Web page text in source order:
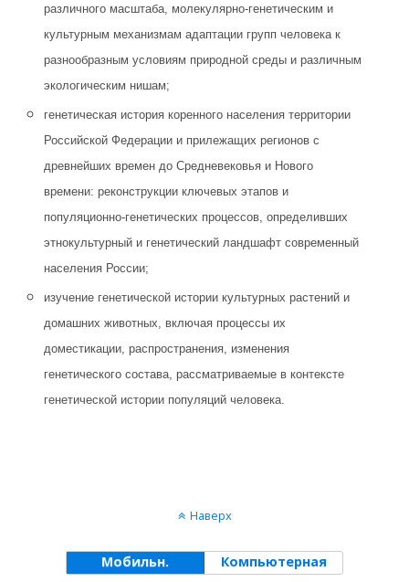
различного масштаба, молекулярно-генетическим и
культурным механизмам адаптации групп человека к
разнообразным условиям природной среды и различным
экологическим нишам;
генетическая история коренного населения территории
Российской Федерации и прилежащих регионов с
древнейших времен до Средневековья и Нового
времени: реконструкции ключевых этапов и
популяционно-генетических процессов, определивших
этнокультурный и генетический ландшафт современный
населения России;
изучение генетической истории культурных растений и
домашних животных, включая процессы их
доместикации, распространения, изменения
генетического состава, рассматриваемые в контексте
генетической истории популяций человека.
Наверх
Мобильн. Компьютерная